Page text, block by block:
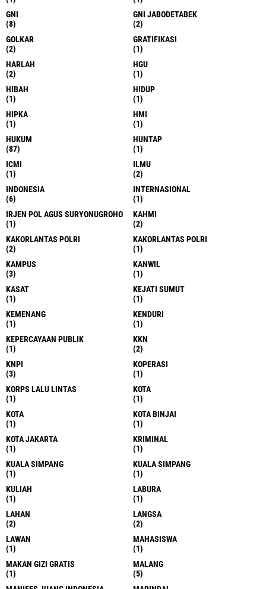
GNI
(8)
GNI JABODETABEK
(2)
GOLKAR
(2)
GRATIFIKASI
(1)
HARLAH
(2)
HGU
(1)
HIBAH
(1)
HIDUP
(1)
HIPKA
(1)
HMI
(1)
HUKUM
(87)
HUNTAP
(1)
ICMI
(1)
ILMU
(2)
INDONESIA
(6)
INTERNASIONAL
(1)
IRJEN POL AGUS SURYONUGROHO
(1)
KAHMI
(2)
KAKORLANTAS POLRI
(2)
KAKORLANTAS POLRI
(1)
KAMPUS
(3)
KANWIL
(1)
KASAT
(1)
KEJATI SUMUT
(1)
KEMENANG
(1)
KENDURI
(1)
KEPERCAYAAN PUBLIK
(1)
KKN
(2)
KNPI
(3)
KOPERASI
(1)
KORPS LALU LINTAS
(1)
KOTA
(1)
KOTA
(1)
KOTA BINJAI
(1)
KOTA JAKARTA
(1)
KRIMINAL
(1)
KUALA SIMPANG
(1)
KUALA SIMPANG
(1)
KULIAH
(1)
LABURA
(1)
LAHAN
(2)
LANGSA
(2)
LAWAN
(1)
MAHASISWA
(1)
MAKAN GIZI GRATIS
(1)
MALANG
(5)